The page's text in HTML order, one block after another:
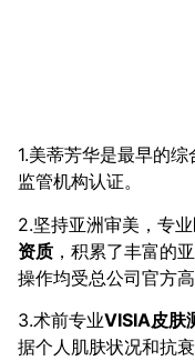
1.美蒂芳华是最早的综
监管机构认证。
2.坚持亚洲审美，专
资质 ，积累了丰富的
操作均受总公司官方
3.术前专业VISIA皮肤
据个人肌肤状况和抗